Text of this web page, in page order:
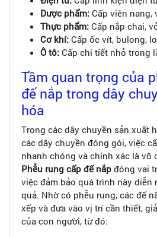
Dược phẩm: Cấp viên nang,
Thực phẩm: Cấp nắp chai,
Cơ khí: Cấp ốc vít, bulong,
Ô tô: Cấp chi tiết nhỏ trong
Tầm quan trọng của
đế nắp trong dây
hóa
Trong các dây chuyền sản xuất
các dây chuyền đóng gói, việc
nhanh chóng và chính xác là vô
Phễu rung cấp đế nắp đóng vai
việc đảm bảo quá trình này diễn
quả. Nhờ có phễu rung, các đế
xếp và đưa vào vị trí cần thiết,
của con người, từ đó: